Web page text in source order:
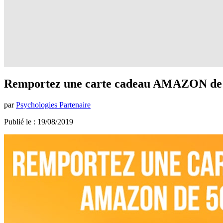
Remportez une carte cadeau AMAZON de
par Psychologies Partenaire
Publié le : 19/08/2019